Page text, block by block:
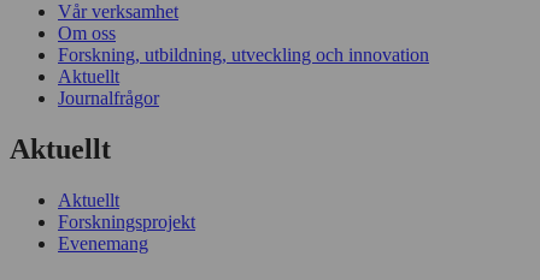
Vår verksamhet
Om oss
Forskning, utbildning, utveckling och innovation
Aktuellt
Journalfrågor
Aktuellt
Aktuellt
Forskningsprojekt
Evenemang